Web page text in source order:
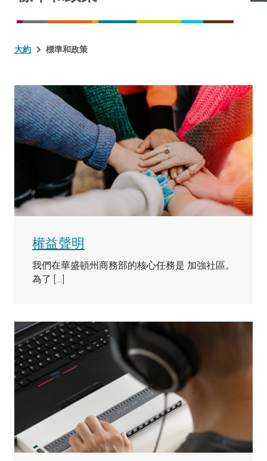
大約 標準和政策
權益聲明
我們在華盛頓州商務部的核心任務是 加強社區。
為了 […]